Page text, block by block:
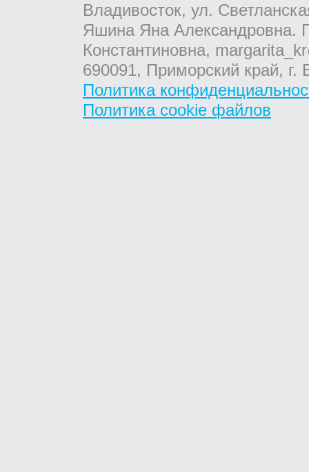
Владивосток, ул.
Яшина Яна Александровна.
Константиновна,
690091, Приморский край,
Политика
Политика cookie файлов